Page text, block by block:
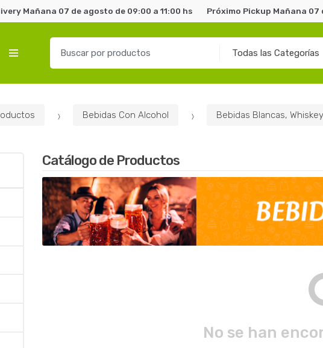
Mañana 07 de agosto de 09:00 a 11:00 hs Próximo Pickup Mañana 07
r
Bebidas Con Alcohol Bebidas Blancas,
Catálogo de Productos
No se han